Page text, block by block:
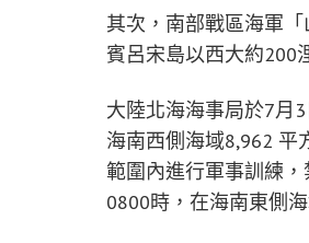
其次，南部戰區海軍
賓呂宋島以西大約200
大陸北海海事局於7月
海南西側海域8,962 平
範圍內進行軍事訓練
0800時，在海南東側